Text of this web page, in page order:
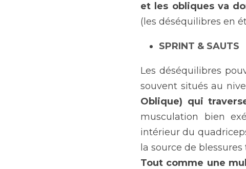
et les obliques va
(les déséquilibres en
SPRINT & SAUTS
Les déséquilibres
souvent situés au
Oblique) qui
musculation bien
intérieur du
la source de
Tout comme une